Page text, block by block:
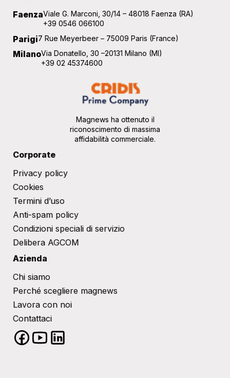
FaenzaViale G. Marconi, 30/14 – 48018 Faenza (RA)
+39 0546 066100
Parigi7 Rue Meyerbeer – 75009 Paris (France)
MilanoVia Donatello, 30 –20131 Milano (MI)
+39 02 45374600
Magnews ha ottenuto il
riconoscimento di massima
affidabilità commerciale.
Corporate
Privacy policy
Cookies
Termini d’uso
Anti-spam policy
Condizioni speciali di servizio
Delibera AGCOM
Azienda
Chi siamo
Perché scegliere magnews
Lavora con noi
Contattaci